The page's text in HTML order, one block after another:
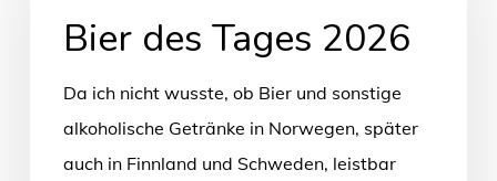
2026Bier des Tages 2026
Da ich nicht wusste, ob Bier und sonstige
alkoholische Getränke in Norwegen, später
auch in Finnland und Schweden, leistbar